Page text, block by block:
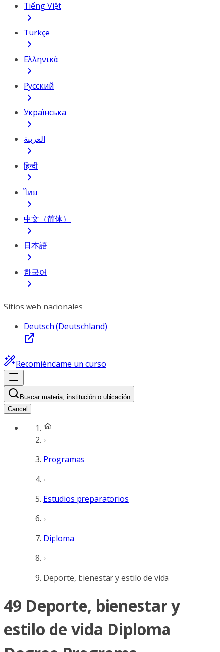
Tiếng Việt
Türkçe
Ελληνικά
Русский
Українська
العربية
हिन्दी
ไทย
中文（简体）
日本語
한국어
Sitios web nacionales
Deutsch (Deutschland)
Recomiéndame un curso
Buscar materia, institución o ubicación
Cancel
Programas
Estudios preparatorios
Diploma
Deporte, bienestar y estilo de vida
49 Deporte, bienestar y
estilo de vida Diploma